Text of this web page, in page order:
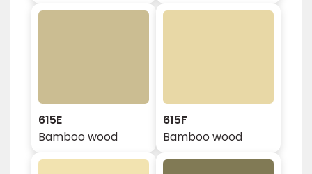
615E
Bamboo wood
615F
Bamboo wood